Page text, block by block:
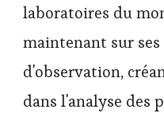
laboratoires du
maintenant sur
d'observation,
dans l'analyse des